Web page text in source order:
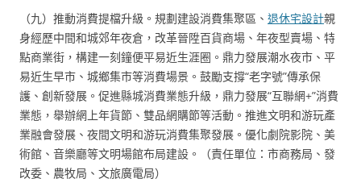
（九）推動消費提檔升級。規劃建設消費集聚區、 退休宅設計親
身經歷中間和城郊年夜倉，改革晉陞百貨商場、年夜型賣場、特
點商業街，構建一刻鐘便平易近生涯圈。鼎力發展潮水夜市、平
易近生早市、城鄉集市等消費場景。鼓勵支撐“老字號”傳承保
護、創新發展。促進縣城消費業態升級，鼎力發展“互聯網+”消費
業態，舉辦網上年貨節、雙品網購節等活動。推進文明和游玩產
業融會發展、夜間文明和游玩消費集聚發展。優化劇院影院、美
術館、音樂廳等文明場館布局建設。（責任單位：市商務局、發
改委、農牧局、文旅廣電局）